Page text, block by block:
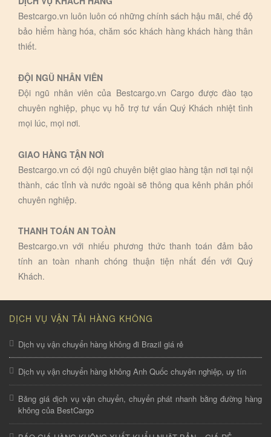
Bestcargo.vn luôn luôn có những chính sách hậu mãi, chế độ
bảo hiểm hàng hóa, chăm sóc khách hàng khách hàng thân
thiết.
ĐỘI NGŨ NHÂN VIÊN
Đội ngũ nhân viên của Bestcargo.vn Cargo được đào tạo
chuyên nghiệp, phục vụ hỗ trợ tư vấn Quý Khách nhiệt tình
mọi lúc, mọi nơi.
GIAO HÀNG TẬN NƠI
Bestcargo.vn có đội ngũ chuyên biệt giao hàng tận nơi tại nội
thành, các tỉnh và nước ngoài sẽ thông qua kênh phân phối
chuyên nghiệp.
THANH TOÁN AN TOÀN
Bestcargo.vn với nhiếu phương thức thanh toán đảm bảo
tính an toàn nhanh chóng thuận tiện nhất đến với Quý
Khách.
DỊCH VỤ VẬN TẢI HÀNG KHÔNG
Dịch vụ vận chuyển hàng không đi Brazil giá rẻ
Dịch vụ vận chuyển hàng không Anh Quốc chuyên nghiệp, uy tín
Bảng giá dịch vụ vận chuyển, chuyển phát nhanh bằng đường hàng
không của BestCargo